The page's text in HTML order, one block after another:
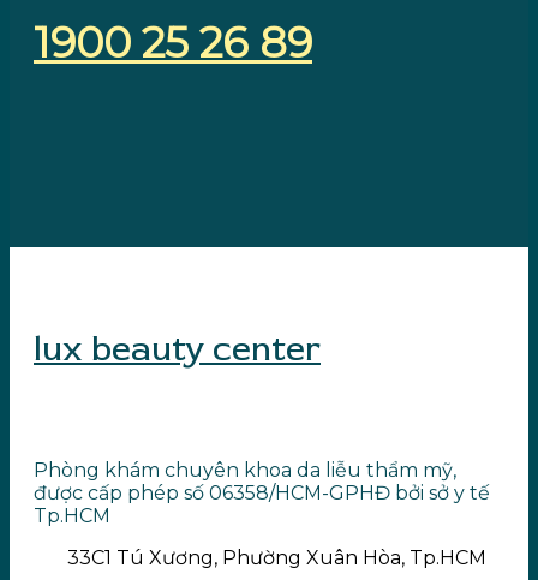
1900 25 26 89
lux beauty center
Phòng khám chuyên khoa da liễu thẩm mỹ,
được cấp phép số 06358/HCM-GPHĐ bởi sở y tế
Tp.HCM
33C1 Tú Xương, Phường Xuân Hòa, Tp.HCM